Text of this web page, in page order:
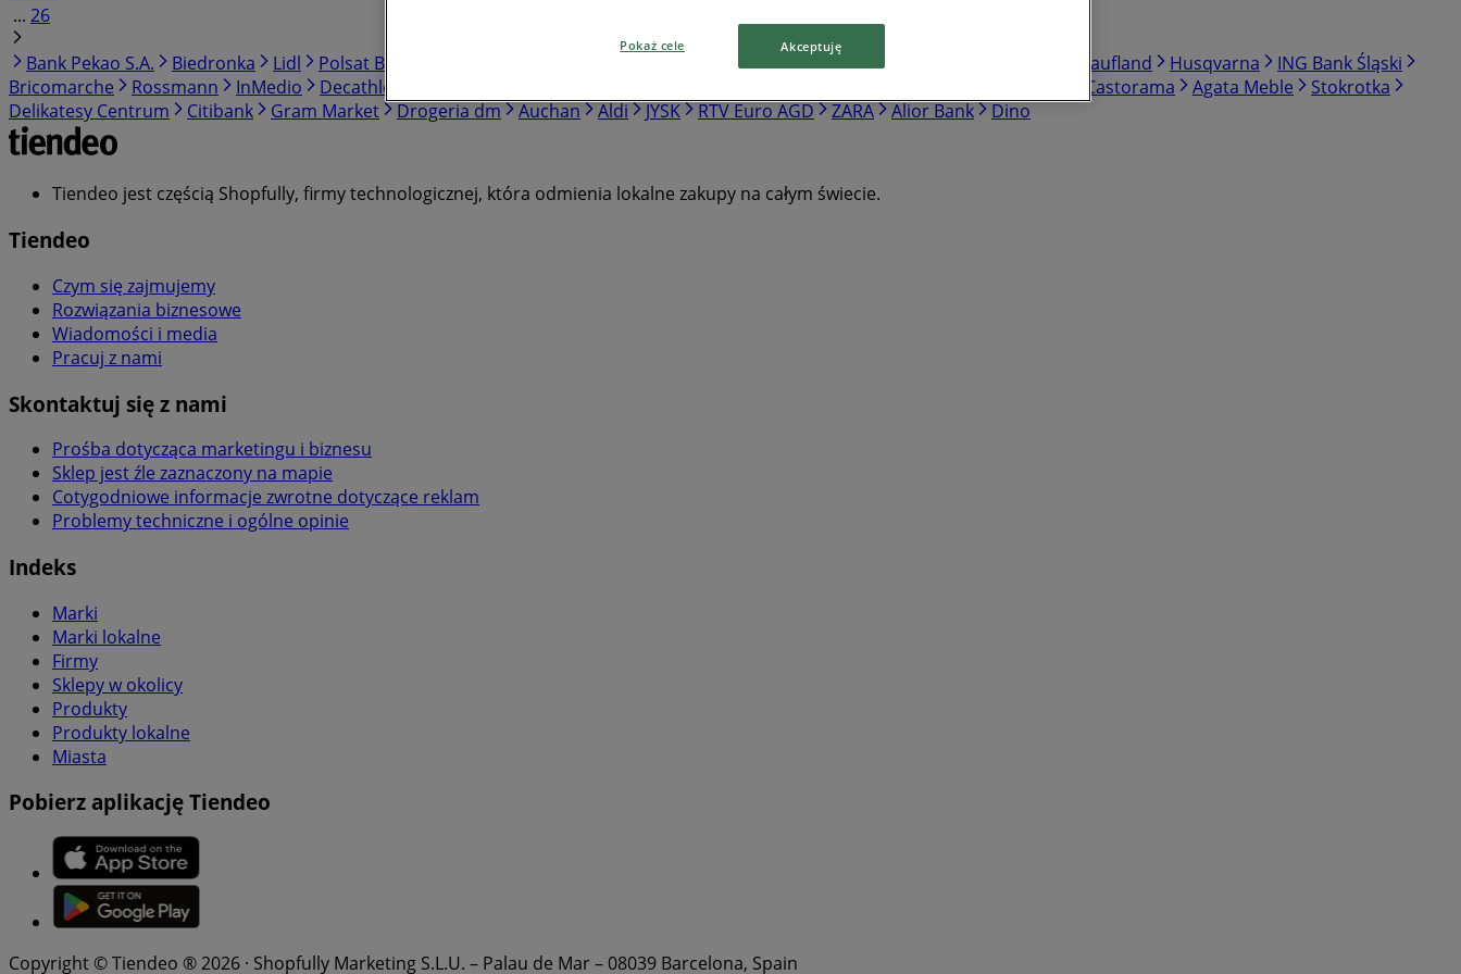
... 26
Bank Pekao S.A.
Biedronka Lidl Polsat Box Intermarche Pepco Kaufland Husqvarna
ING Bank Śląski
Bricomarche
Rossmann InMedio Decathlon Castorama Agata Meble
Stokrotka
Delikatesy Centrum
Citibank Gram Market Drogeria dm Auchan Aldi JYSK RTV Euro AGD ZARA Alior Bank Dino
Tiendeo jest częścią Shopfully, firmy technologicznej, która odmienia lokalne zakupy na całym świecie.
Tiendeo
Czym się zajmujemy
Rozwiązania biznesowe
Wiadomości i media
Pracuj z nami
Skontaktuj się z nami
Prośba dotycząca marketingu i biznesu
Sklep jest źle zaznaczony na mapie
Cotygodniowe informacje zwrotne dotyczące reklam
Problemy techniczne i ogólne opinie
Indeks
Marki
Marki lokalne
Firmy
Sklepy w okolicy
Produkty
Produkty lokalne
Miasta
Pobierz aplikację Tiendeo
Copyright © Tiendeo ® 2026 · Shopfully Marketing S.L.U. – Palau de Mar – 08039 Barcelona, Spain
Pokaż cele Akceptuję